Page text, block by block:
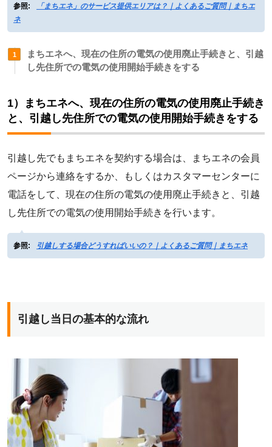
参照:
「まちエネ」のサービス提供エリアは？｜よくあるご質問｜まちエ
ネ
まちエネへ、現在の住所の電気の使用廃止手続きと、引越
し先住所での電気の使用開始手続きをする
1）まちエネへ、現在の住所の電気の使用廃止手続き
と、引越し先住所での電気の使用開始手続きをする
引越し先でもまちエネを契約する場合は、まちエネの会員
ページから連絡をするか、もしくはカスタマーセンターに
電話をして、現在の住所の電気の使用廃止手続きと、引越
し先住所での電気の使用開始手続きを行います。
参照: 引越しする場合どうすればいいの？｜よくあるご質問｜まちエネ
引越し当日の基本的な流れ